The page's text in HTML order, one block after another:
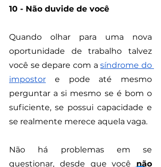
10 - Não duvide de você
Quando olhar para uma nova
oportunidade de trabalho talvez
você se depare com a síndrome do
impostor e pode até mesmo
perguntar a si mesmo se é bom o
suficiente, se possui capacidade e
Não há problemas em se
questionar, desde que você não